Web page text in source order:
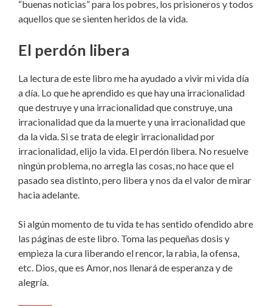
“buenas noticias” para los pobres, los prisioneros y todos
aquellos que se sienten heridos de la vida.
El perdón libera
La lectura de este libro me ha ayudado a vivir mi vida día
a día. Lo que he aprendido es que hay una irracionalidad
que destruye y una irracionalidad que construye, una
irracionalidad que da la muerte y una irracionalidad que
da la vida. Si se trata de elegir irracionalidad por
irracionalidad, elijo la vida. El perdón libera. No resuelve
ningún problema, no arregla las cosas, no hace que el
pasado sea distinto, pero libera y nos da el valor de mirar
hacia adelante.
Si algún momento de tu vida te has sentido ofendido abre
las páginas de este libro. Toma las pequeñas dosis y
empieza la cura liberando el rencor, la rabia, la ofensa,
etc. Dios, que es Amor, nos llenará de esperanza y de
alegría.